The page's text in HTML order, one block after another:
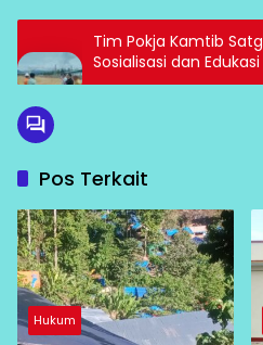
Tim Pokja Kamtib
Sosialisasi dan
Tambang di Morowali
Pos Terkait
Hukum